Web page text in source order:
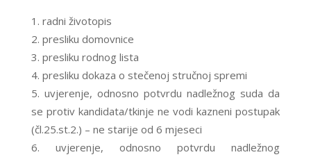
radni životopis
presliku domovnice
presliku rodnog lista
presliku dokaza o stečenoj stručnoj spremi
uvjerenje, odnosno potvrdu nadležnog suda da
se protiv kandidata/tkinje ne vodi kazneni postupak
(čl.25.st.2.) – ne starije od 6 mjeseci
uvjerenje, odnosno potvrdu nadležnog